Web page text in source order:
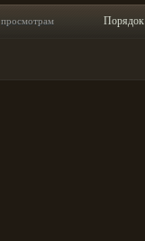
просмотрам Порядок